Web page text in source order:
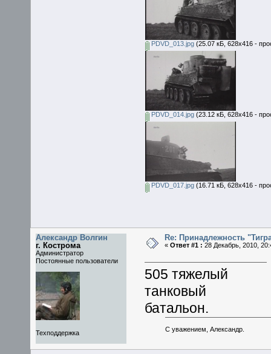
PDVD_013.jpg (25.07 кБ, 628x416 -
PDVD_014.jpg (23.12 кБ, 628x416 -
PDVD_017.jpg (16.71 кБ, 628x416 -
Александр Волгин
г. Кострома
Администратор
Постоянные пользователи
Техподдержка
Re: Принадлежность
« Ответ #1 : 28 Декабрь, 2010,
505 тяжелый
танковый
батальон.
С уважением, Александр.